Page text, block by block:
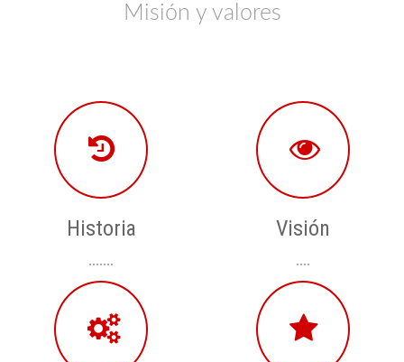
Misión y valores
Historia
.......
Visión
....